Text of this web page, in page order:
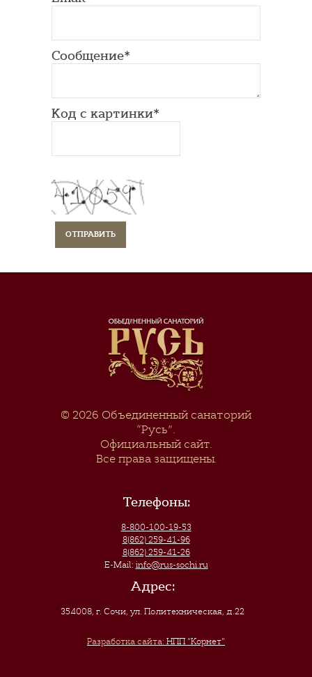
Сообщение*
Код с картинки*
© 2026 Объединенный санаторий
“Русь”.
Официальный сайт.
Все права защищены.
Телефоны:
8-800-100-19-53
8(862) 259-41-96
8(862) 259-41-26
E-Mail: info@rus-sochi.ru
Адрес:
354008, г. Сочи,ул. Политехническая, д.22
Разработка сайта: НПП "Корнет"